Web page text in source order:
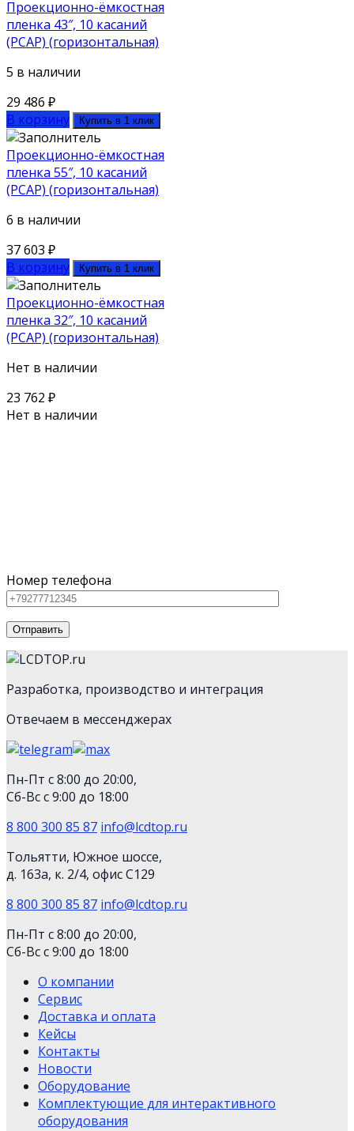
Проекционно-ёмкостная
пленка 43″, 10 касаний
(PCAP) (горизонтальная)
5 в наличии
29 486 ₽
В корзину
Купить в 1 клик
Проекционно-ёмкостная
пленка 55″, 10 касаний
(PCAP) (горизонтальная)
6 в наличии
37 603 ₽
В корзину
Купить в 1 клик
Проекционно-ёмкостная
пленка 32″, 10 касаний
(PCAP) (горизонтальная)
Нет в наличии
23 762 ₽
Нет в наличии
Номер телефона
Разработка, производство и интеграция
Отвечаем в мессенджерах
Пн-Пт с 8:00 до 20:00,
Сб-Вс с 9:00 до 18:00
8 800 300 85 87 info@lcdtop.ru
Тольятти, Южное шоссе,
д. 163а, к. 2/4, офис С129
8 800 300 85 87 info@lcdtop.ru
Пн-Пт с 8:00 до 20:00,
Сб-Вс с 9:00 до 18:00
О компании
Сервис
Доставка и оплата
Кейсы
Контакты
Новости
Оборудование
Комплектующие для интерактивного
оборудования